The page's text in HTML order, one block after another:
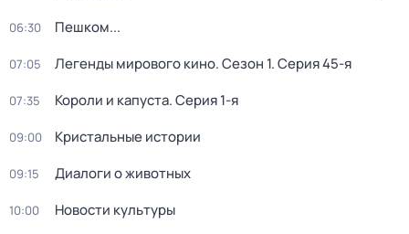
06:30 Пешком...
07:05 Легенды мирового кино. Сезон 1. Серия 45-я
07:35 Короли и капуста. Серия 1-я
09:00 Кристальные истории
09:15 Диалоги о животных
10:00 Новости культуры